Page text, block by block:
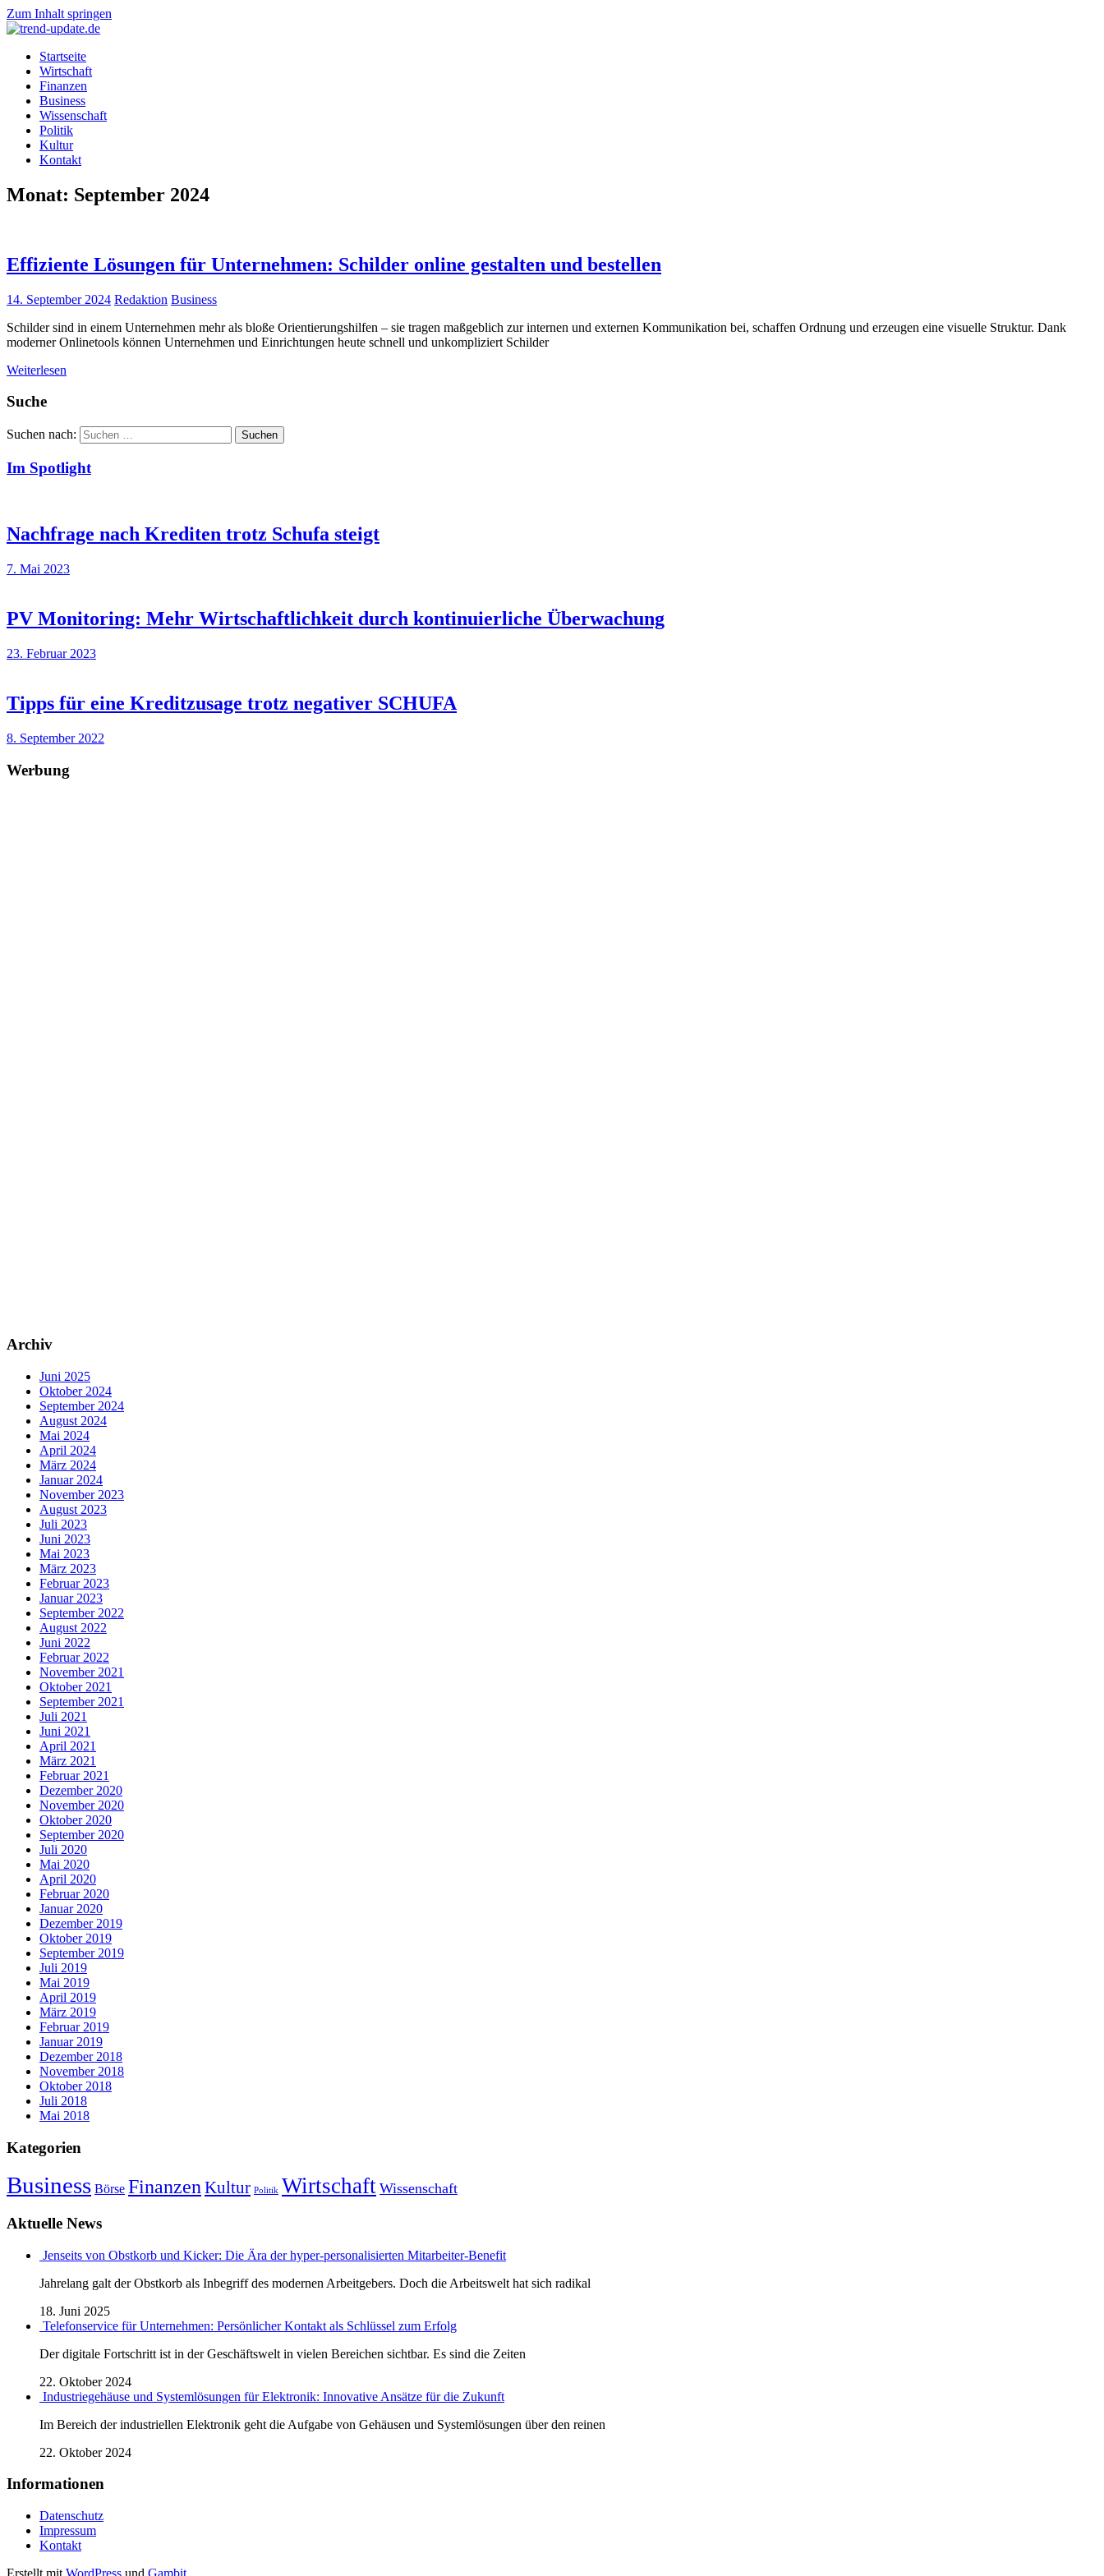
Zum Inhalt springen
trend-
update.de
Trends
News
Wirtschaft,
Wissenschaft
Politik
Startseite
Wirtschaft
Finanzen
Business
Wissenschaft
Politik
Kultur
Kontakt
Monat: September 2024
Effiziente Lösungen für Unternehmen: Schilder online gestalten und bestellen
14. September 2024 Redaktion Business
Schilder sind in einem Unternehmen mehr als bloße Orientierungshilfen – sie tragen maßgeblich zur internen und externen Kommunikation bei, schaffen Ordnung und erzeugen eine visuelle Struktur. Dank
moderner Onlinetools können Unternehmen und Einrichtungen heute schnell und unkompliziert Schilder
Weiterlesen
Suche
Suchen nach: Suchen
Im Spotlight
Nachfrage nach Krediten trotz Schufa steigt
7. Mai 2023
PV Monitoring: Mehr Wirtschaftlichkeit durch kontinuierliche Überwachung
23. Februar 2023
Tipps für eine Kreditzusage trotz negativer SCHUFA
8. September 2022
Werbung
Archiv
Juni 2025
Oktober 2024
September 2024
August 2024
Mai 2024
April 2024
März 2024
Januar 2024
November 2023
August 2023
Juli 2023
Juni 2023
Mai 2023
März 2023
Februar 2023
Januar 2023
September 2022
August 2022
Juni 2022
Februar 2022
November 2021
Oktober 2021
September 2021
Juli 2021
Juni 2021
April 2021
März 2021
Februar 2021
Dezember 2020
November 2020
Oktober 2020
September 2020
Juli 2020
Mai 2020
April 2020
Februar 2020
Januar 2020
Dezember 2019
Oktober 2019
September 2019
Juli 2019
Mai 2019
April 2019
März 2019
Februar 2019
Januar 2019
Dezember 2018
November 2018
Oktober 2018
Juli 2018
Mai 2018
Kategorien
Business Börse FinanzenKultur Politik Wirtschaft Wissenschaft
Aktuelle News
Jenseits von Obstkorb und Kicker: Die Ära der hyper-personalisierten Mitarbeiter-Benefit
Jahrelang galt der Obstkorb als Inbegriff des modernen Arbeitgebers. Doch die Arbeitswelt hat sich radikal
18. Juni 2025
Telefonservice für Unternehmen: Persönlicher Kontakt als Schlüssel zum Erfolg
Der digitale Fortschritt ist in der Geschäftswelt in vielen Bereichen sichtbar. Es sind die Zeiten
22. Oktober 2024
Industriegehäuse und Systemlösungen für Elektronik: Innovative Ansätze für die Zukunft
Im Bereich der industriellen Elektronik geht die Aufgabe von Gehäusen und Systemlösungen über den reinen
22. Oktober 2024
Informationen
Datenschutz
Impressum
Kontakt